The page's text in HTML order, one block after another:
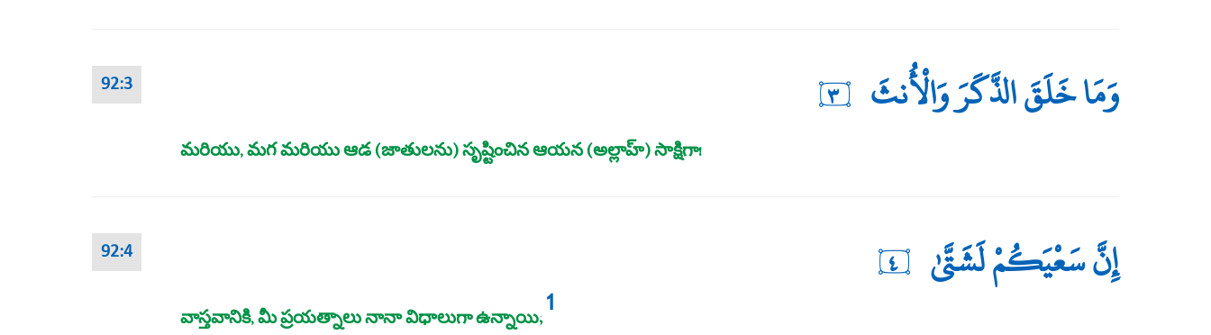
92:3 وَمَا خَلَقَ الذَّكَرَ وَالْأُنثَ ٣
మరియు, మగ మరియు ఆడ (జాతులను) సృష్టించిన ఆయన (అల్లాహ్‌) సాక్షిగా!
92:4 إِنَّ سَعْيَكُمْ لَشَتَّىٰ ٤
వాస్తవానికి, మీ ప్రయత్నాలు నానా విధాలుగా ఉన్నాయి;1